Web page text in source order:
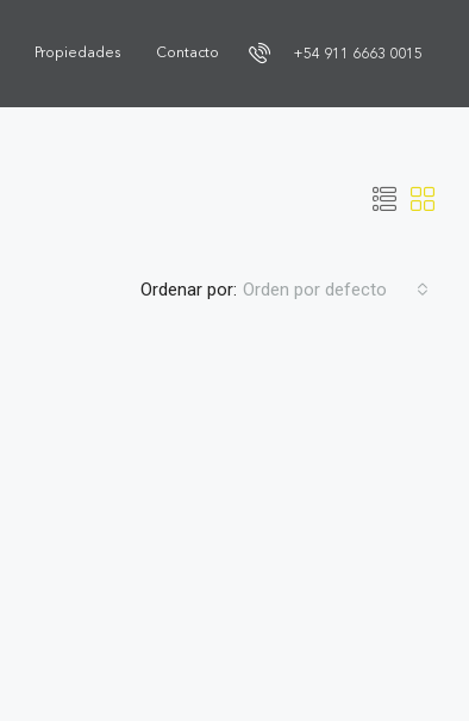
Propiedades Contacto +54 911 6663 0015
Ordenar por: Orden por defecto